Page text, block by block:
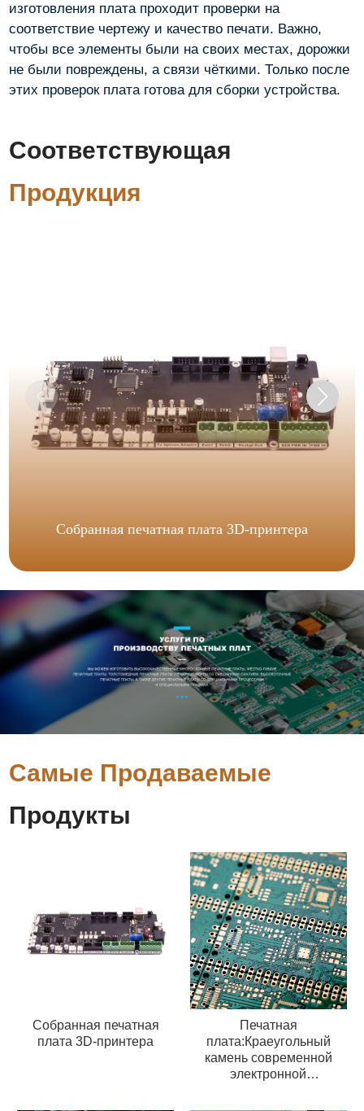
изготовления плата проходит проверки на
соответствие чертежу и качество печати. Важно,
чтобы все элементы были на своих местах, дорожки
не были повреждены, а связи чёткими. Только после
этих проверок плата готова для сборки устройства.
Соответствующая
Продукция
Собранная печатная плата 3D-принтера
Самые Продаваемые
Продукты
Собранная печатная
плата 3D-принтера
Печатная
плата:Краеугольный
камень современной
электронной